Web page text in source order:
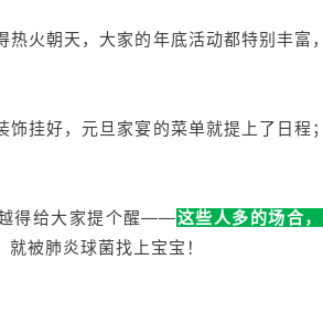
热火朝天，大家的年底活动都特别丰富
饰挂好，元旦家宴的菜单就提上了日
得给大家提个醒——这些人多的场合
就被肺炎球菌找上宝宝！